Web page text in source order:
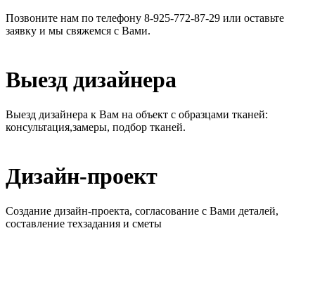
Позвоните нам по телефону 8-925-772-87-29 или оставьте
заявку и мы свяжемся с Вами.
Выезд дизайнера
Выезд дизайнера к Вам на объект с образцами тканей:
консультация,замеры, подбор тканей.
Дизайн-проект
Создание дизайн-проекта, согласование с Вами деталей,
составление техзадания и сметы